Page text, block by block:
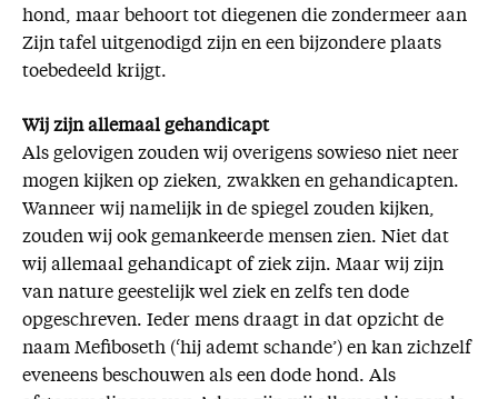
hond, maar behoort tot diegenen die zondermeer aan
Zijn tafel uitgenodigd zijn en een bijzondere plaats
toebedeeld krijgt.
Wij zijn allemaal gehandicapt
Als gelovigen zouden wij overigens sowieso niet neer
mogen kijken op zieken, zwakken en gehandicapten.
Wanneer wij namelijk in de spiegel zouden kijken,
zouden wij ook gemankeerde mensen zien. Niet dat
wij allemaal gehandicapt of ziek zijn. Maar wij zijn
van nature geestelijk wel ziek en zelfs ten dode
opgeschreven. Ieder mens draagt in dat opzicht de
naam Mefiboseth (‘hij ademt schande’) en kan zichzelf
eveneens beschouwen als een dode hond. Als